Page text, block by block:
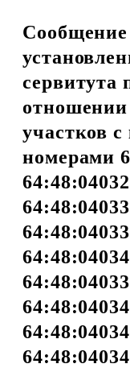
сервитута
отношении
участков
номерами